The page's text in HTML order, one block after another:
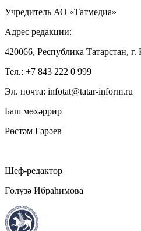
Учредитель АО «Татмедиа»
Адрес редакции:
420066, Республика Татарстан,
Тел.: +7 843 222 0 999
Эл. почта: infotat@tatar-inform.ru
Баш мөхәррир
Рөстәм Гәрәев
Шеф-редактор
Гөлүзә Ибраһимова